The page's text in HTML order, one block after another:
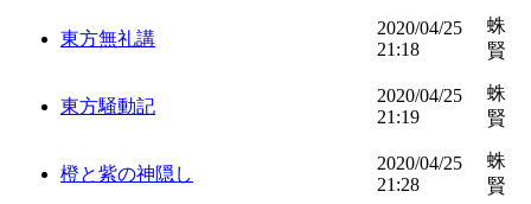
東方無礼講
2020/04/25
21:18
蛛
賢
東方騒動記
2020/04/25
21:19
蛛
賢
橙と紫の神隠し
2020/04/25
21:28
蛛
賢